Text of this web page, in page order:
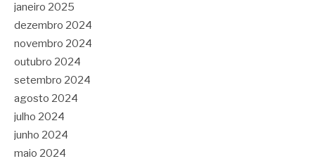
janeiro 2025
dezembro 2024
novembro 2024
outubro 2024
setembro 2024
agosto 2024
julho 2024
junho 2024
maio 2024